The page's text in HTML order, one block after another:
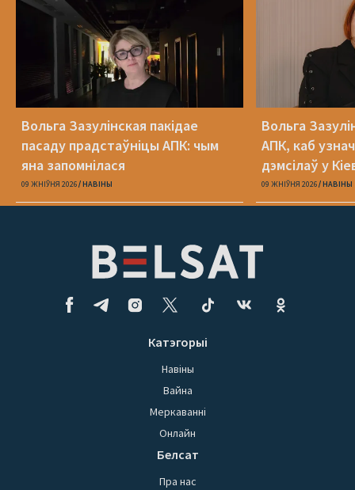
Вольга Зазулінская пакідае
пасаду прадстаўніцы АПК: чым
яна запомнілася
09 ЖНІЎНЯ 2026 НАВІНЫ
Вольга
АПК, каб
дэмсілаў у
Юлія Міцкевіч
09 ЖНІЎНЯ 2026 НАВІНЫ
Катэгорыі
Навіны
Вайна
Меркаванні
Онлайн
Белсат
Пра нас